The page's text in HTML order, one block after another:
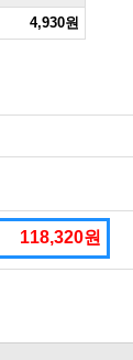
4,930원
118,320원